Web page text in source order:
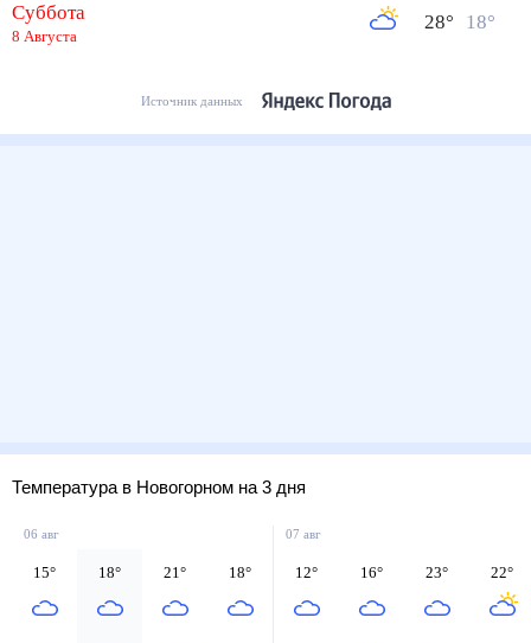
Суббота
8 Августа
28° 18°
Источник данных
Температура в Новогорном на 3 дня
06 авг
15° 18° 21° 18°
07 авг
12° 16° 23° 22°